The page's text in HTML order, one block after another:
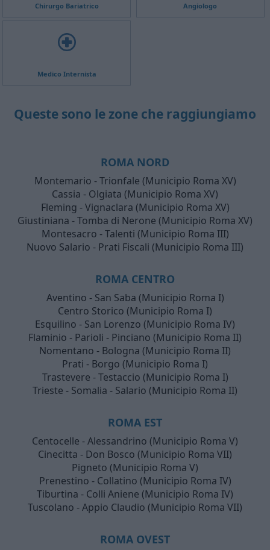
Chirurgo Bariatrico Angiologo
Medico Internista
Queste sono le zone che raggiungiamo
ROMA NORD
Montemario - Trionfale (Municipio Roma XV)
Cassia - Olgiata (Municipio Roma XV)
Fleming - Vignaclara (Municipio Roma XV)
Giustiniana - Tomba di Nerone (Municipio Roma XV)
Montesacro - Talenti (Municipio Roma III)
Nuovo Salario - Prati Fiscali (Municipio Roma III)
ROMA CENTRO
Aventino - San Saba (Municipio Roma I)
Centro Storico (Municipio Roma I)
Esquilino - San Lorenzo (Municipio Roma IV)
Flaminio - Parioli - Pinciano (Municipio Roma II)
Nomentano - Bologna (Municipio Roma II)
Prati - Borgo (Municipio Roma I)
Trastevere - Testaccio (Municipio Roma I)
Trieste - Somalia - Salario (Municipio Roma II)
ROMA EST
Centocelle - Alessandrino (Municipio Roma V)
Cinecitta - Don Bosco (Municipio Roma VII)
Pigneto (Municipio Roma V)
Prenestino - Collatino (Municipio Roma IV)
Tiburtina - Colli Aniene (Municipio Roma IV)
Tuscolano - Appio Claudio (Municipio Roma VII)
ROMA OVEST